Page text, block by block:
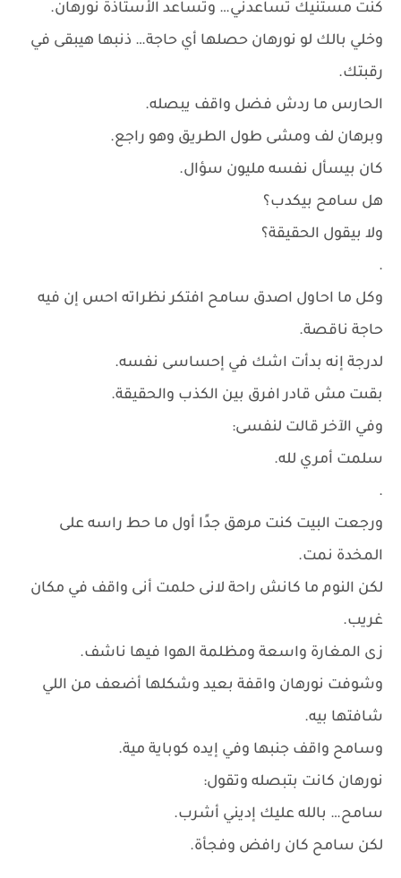
كنت مستنيك تساعدني… وتساعد الأستاذة نورهان.
وخلي بالك لو نورهان حصلها أي حاجة… ذنبها هيبقى في
رقبتك.
الحارس ما ردش فضل واقف يبصله.
وبرهان لف ومشى طول الطريق وهو راجع.
كان بيسأل نفسه مليون سؤال.
هل سامح بيكدب؟
ولا بيقول الحقيقة؟
.
وكل ما احاول اصدق سامح افتكر نظراته احس إن فيه
حاجة ناقصة.
لدرجة إنه بدأت اشك في إحساسى نفسه.
بقىت مش قادر افرق بين الكذب والحقيقة.
وفي الآخر قالت لنفسى:
سلمت أمري لله.
.
ورجعت البيت كنت مرهق جدًا أول ما حط راسه على
المخدة نمت.
لكن النوم ما كانش راحة لانى حلمت أنى واقف في مكان
غريب.
زى المغارة واسعة ومظلمة الهوا فيها ناشف.
وشوفت نورهان واقفة بعيد وشكلها أضعف من اللي
شافتها بيه.
وسامح واقف جنبها وفي إيده كوباية مية.
نورهان كانت بتبصله وتقول:
سامح… بالله عليك إديني أشرب.
لكن سامح كان رافض وفجأة.